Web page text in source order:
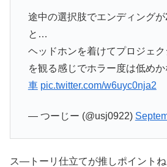
途中の選択肢でエンディングが
と…
ヘッドホンを着けてプロジェ
を観る感じでホラー度は低めか
車 pic.twitter.com/w6uyc0nja2
— つーじー (@usj0922)
ス―トーリ仕立てが推しポイント